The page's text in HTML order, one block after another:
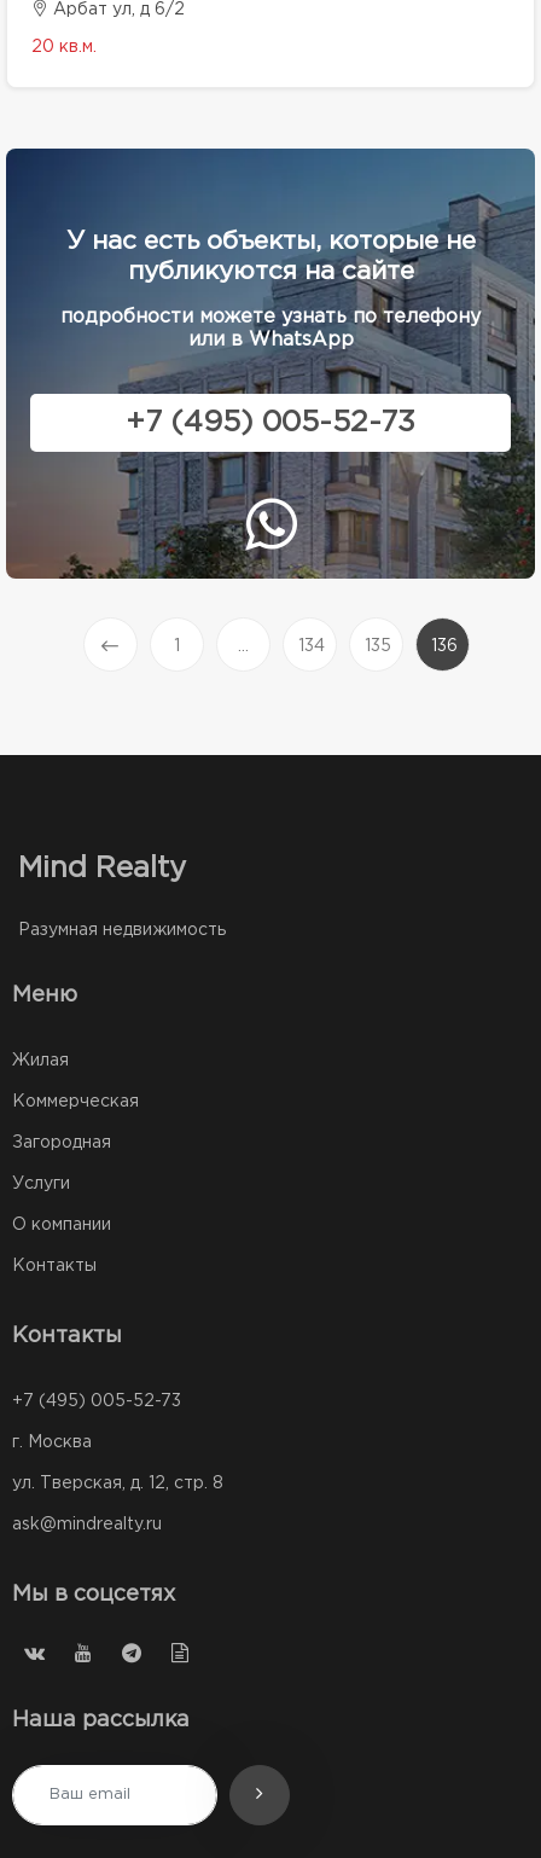
Арбат ул, д 6/2
20 кв.м.
У нас есть объекты, которые не
публикуются на сайте
подробности можете узнать по телефону
или в WhatsApp
+7 (495) 005-52-73
134 135 136
Mind Realty
Разумная недвижимость
Меню
Жилая
Коммерческая
Загородная
Услуги
О компании
Контакты
Контакты
+7 (495) 005-52-73
г. Москва
ул. Тверская, д. 12, стр. 8
ask@mindrealty.ru
Мы в соцсетях
Наша рассылка